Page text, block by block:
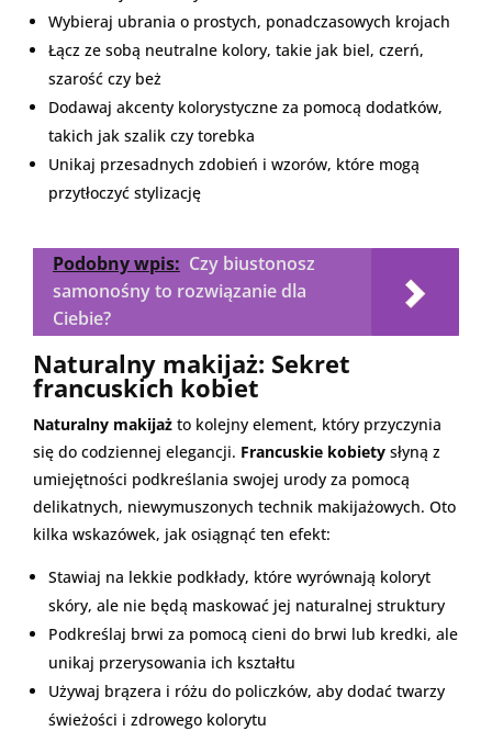
Wybieraj ubrania o prostych, ponadczasowych krojach
Łącz ze sobą neutralne kolory, takie jak biel, czerń,
szarość czy beż
Dodawaj akcenty kolorystyczne za pomocą dodatków,
takich jak szalik czy torebka
Unikaj przesadnych zdobień i wzorów, które mogą
przytłoczyć stylizację
Podobny wpis: Czy biustonosz
samonośny to rozwiązanie dla
Ciebie?
Naturalny makijaż: Sekret
francuskich kobiet
Naturalny makijaż to kolejny element, który przyczynia
się do codziennej elegancji. Francuskie kobiety słyną z
umiejętności podkreślania swojej urody za pomocą
delikatnych, niewymuszonych technik makijażowych. Oto
kilka wskazówek, jak osiągnąć ten efekt:
Stawiaj na lekkie podkłady, które wyrównają koloryt
skóry, ale nie będą maskować jej naturalnej struktury
Podkreślaj brwi za pomocą cieni do brwi lub kredki, ale
unikaj przerysowania ich kształtu
Używaj brązera i różu do policzków, aby dodać twarzy
świeżości i zdrowego kolorytu